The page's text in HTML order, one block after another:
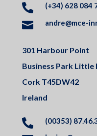
 (+34) 628 084
 andre@mce-
301 Harbour Point
Business Park Little
Cork T45DW42
Ireland
 (00353)